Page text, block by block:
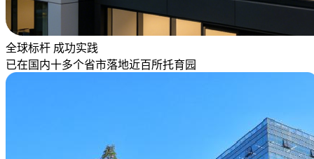
全球标杆 成功实践
已在国内十多个省市落地近百所托育园